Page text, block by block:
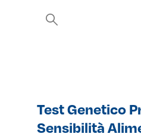
Test Genetico
Sensibilità